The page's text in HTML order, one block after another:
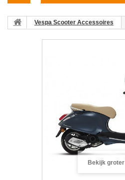
Vespa Scooter Accessoires
Bekijk groter